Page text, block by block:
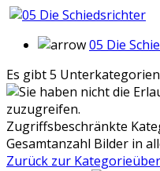
05 Die
Es gibt 5
Zugriffsbeschränkte
Gesamtanzahl Bilder in
Zurück zur